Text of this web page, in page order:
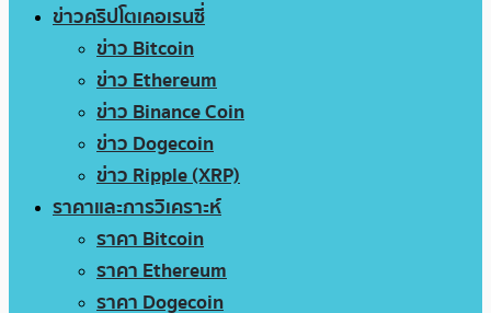
ข่าวคริปโตเคอเรนซี่
ข่าว Bitcoin
ข่าว Ethereum
ข่าว Binance Coin
ข่าว Dogecoin
ข่าว Ripple (XRP)
ราคาและการวิเคราะห์
ราคา Bitcoin
ราคา Ethereum
ราคา Dogecoin